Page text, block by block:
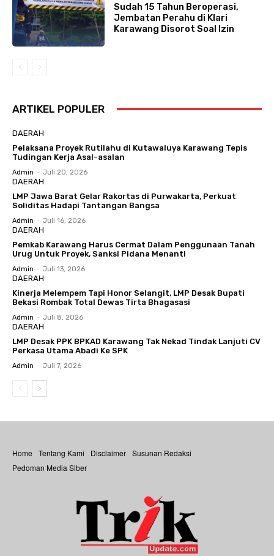
Sudah 15 Tahun Beroperasi,
Jembatan Perahu di Klari
Karawang Disorot Soal Izin
ARTIKEL POPULER
DAERAH
Pelaksana Proyek Rutilahu di Kutawaluya Karawang Tepis
Tudingan Kerja Asal-asalan
Admin - Juli 20, 2026
DAERAH
LMP Jawa Barat Gelar Rakortas di Purwakarta, Perkuat
Soliditas Hadapi Tantangan Bangsa
Admin - Juli 16, 2026
DAERAH
Pemkab Karawang Harus Cermat Dalam Penggunaan Tanah
Urug Untuk Proyek, Sanksi Pidana Menanti
Admin - Juli 13, 2026
DAERAH
Kinerja Melempem Tapi Honor Selangit, LMP Desak Bupati
Bekasi Rombak Total Dewas Tirta Bhagasasi
Admin - Juli 8, 2026
DAERAH
LMP Desak PPK BPKAD Karawang Tak Nekad Tindak Lanjuti CV
Perkasa Utama Abadi Ke SPK
Admin - Juli 7, 2026
Home Tentang Kami Disclaimer Susunan Redaksi
Pedoman Media Siber